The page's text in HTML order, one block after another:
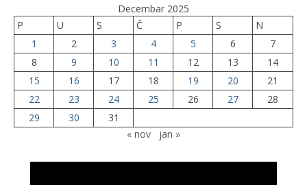
Decembar 2025
P
U S Č P S
N
1
2 3 4 5 6
7
8
9 10 11 12 13
14
15
16 17 18 19 20
21
22
23 24 25 26 27
28
29
30
31
« nov
jan »